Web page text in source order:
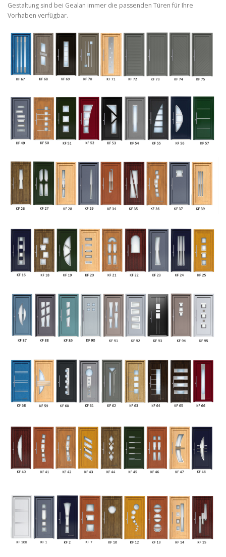
Gestaltung sind bei Gealan immer die passenden Türen für Ihre
Vorhaben verfügbar.